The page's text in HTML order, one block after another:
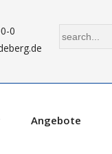
0
Angebote